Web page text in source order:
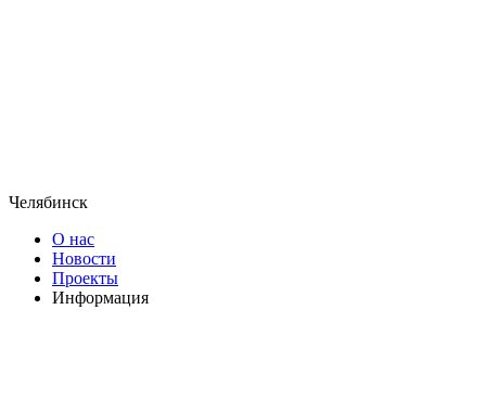
Челябинск
О нас
Новости
Проекты
Информация